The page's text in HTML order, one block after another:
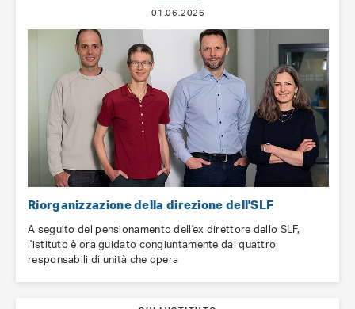
01.06.2026
Riorganizzazione della direzione dell'SLF
A seguito del pensionamento dell'ex direttore dello SLF,
l'istituto è ora guidato congiuntamente dai quattro
responsabili di unità che opera